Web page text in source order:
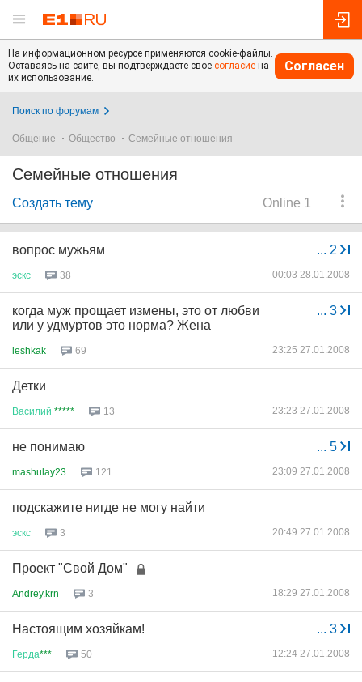
На информационном ресурсе применяются cookie-файлы.
Оставаясь на сайте, вы подтверждаете свое согласие на
их использование.
Согласен
Поиск по форумам
Общение Общество Семейные отношения
Семейные отношения
Online 1
Создать тему
... 2
вопрос мужьям
эскс 38 00:03 28.01.2008
... 3
когда муж прощает измены, это от любви
или у удмуртов это норма? Жена
leshkak 69 23:25 27.01.2008
Детки
Василий ***** 13 23:23 27.01.2008
... 5
не понимаю
mashulay23 121 23:09 27.01.2008
подскажите нигде не могу найти
эскс 3 20:49 27.01.2008
Проект "Свой Дом"
Andrey.krn 3 18:29 27.01.2008
... 3
Настоящим хозяйкам!
Герда*** 50 12:24 27.01.2008